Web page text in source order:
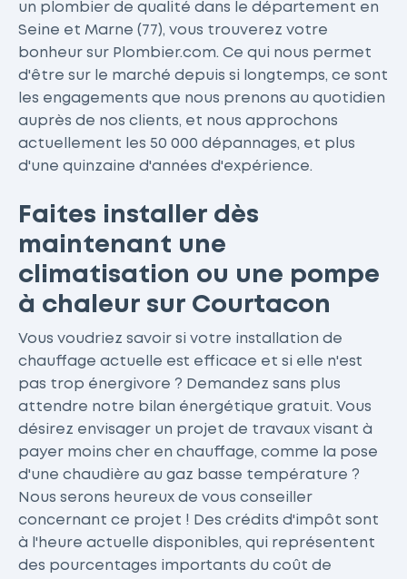
un plombier de qualité dans le département en
Seine et Marne (77), vous trouverez votre
bonheur sur Plombier.com. Ce qui nous permet
d'être sur le marché depuis si longtemps, ce sont
les engagements que nous prenons au quotidien
auprès de nos clients, et nous approchons
actuellement les 50 000 dépannages, et plus
d'une quinzaine d'années d'expérience.
Faites installer dès
maintenant une
climatisation ou une pompe
à chaleur sur Courtacon
Vous voudriez savoir si votre installation de
chauffage actuelle est efficace et si elle n'est
pas trop énergivore ? Demandez sans plus
attendre notre bilan énergétique gratuit. Vous
désirez envisager un projet de travaux visant à
payer moins cher en chauffage, comme la pose
d'une chaudière au gaz basse température ?
Nous serons heureux de vous conseiller
concernant ce projet ! Des crédits d'impôt sont
à l'heure actuelle disponibles, qui représentent
des pourcentages importants du coût de